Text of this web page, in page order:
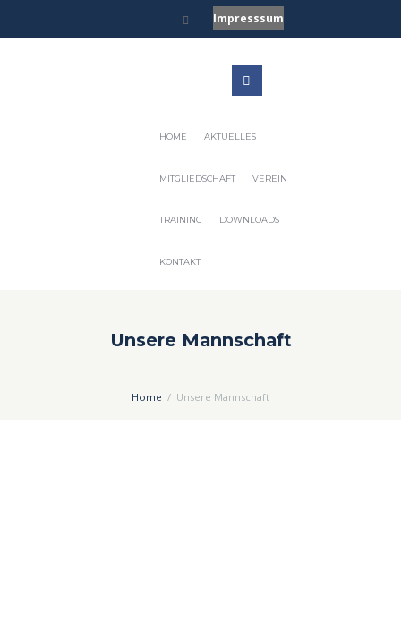
Impresssum
HOME AKTUELLES
MITGLIEDSCHAFT VEREIN
TRAINING DOWNLOADS
KONTAKT
Unsere Mannschaft
Home Unsere Mannschaft